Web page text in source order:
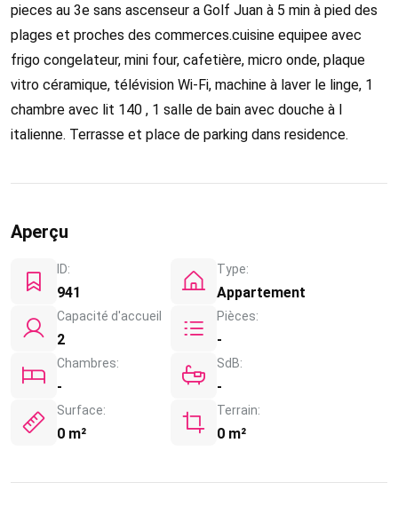
pieces au 3e sans ascenseur a Golf Juan à 5 min à pied des
plages et proches des commerces.cuisine equipee avec
frigo congelateur, mini four, cafetière, micro onde, plaque
vitro céramique, télévision Wi-Fi, machine à laver le linge, 1
chambre avec lit 140 , 1 salle de bain avec douche à l
italienne. Terrasse et place de parking dans residence.
Aperçu
ID:
941
Type:
Appartement
Capacité d'accueil
2
Pièces:
-
Chambres:
-
SdB:
-
Surface:
0 m²
Terrain:
0 m²